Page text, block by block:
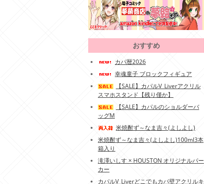
おすすめ
カパ暦2026
幸魂童子 ブロックフィギュア
【SALE】カパルV_Liverアクリル
スマホスタンド【残り僅か】
【SALE】カパルのショルダーバ
ッグM
米焼酎ず～なま吉々(よしよし)
米焼酎ず～なま吉々(よしよし)100ml3本
箱入り
滝澤いしす × HOUSTON オリジナルパー
カー
カパルV_Liverどこでもカパ壁アクリルキ